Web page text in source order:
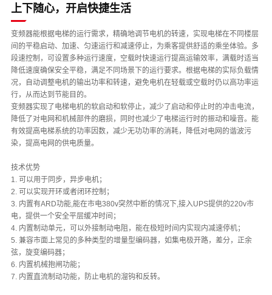
上下随心，开启快捷生活
变频器能根据电梯的运行需求，精确地调节电机的转速，实现电梯在不同楼层
间的平稳启动、加速、匀速运行和减速停止，为乘客提供舒适的乘坐体验。多
段速控制，可设置多种运行速度，空载时快速运行提高运输效率，满载时适当
降低速度确保安全平稳，满足不同场景下的运行要求。根据电梯的实际负载情
况，自动调整电机的输出功率和转速，避免电机在轻载或空载时仍以高功率运
行，从而达到节能目的。
变频器实现了电梯电机的软启动和软停止，减少了启动和停止时的冲击电流，
降低了对电网和机械部件的磨损，同时也减少了电梯运行时的振动和噪音。能
有效提高电梯系统的功率因数，减少无功功率的消耗，降低对电网的谐波污
染，提高电网的供电质量。
技术优势
1. 可以用于同步，异步电机；
2. 可以实现开环或者闭环控制；
3. 内置有ARD功能,能在市电380v突然中断的情况下,接入UPS提供的220v市
电，提供一个安全平层缓冲时间；
4. 内置制动单元，可以外接制动电阻，能在极短时间内实现内减速停机；
5. 兼容市面上常见的多种类型的增量型编码器，如集电极开路，差分，正余
弦，旋变编码器；
6. 内置机械抱闸功能；
7. 内置直流制动功能，防止电机的溜钩和反转。